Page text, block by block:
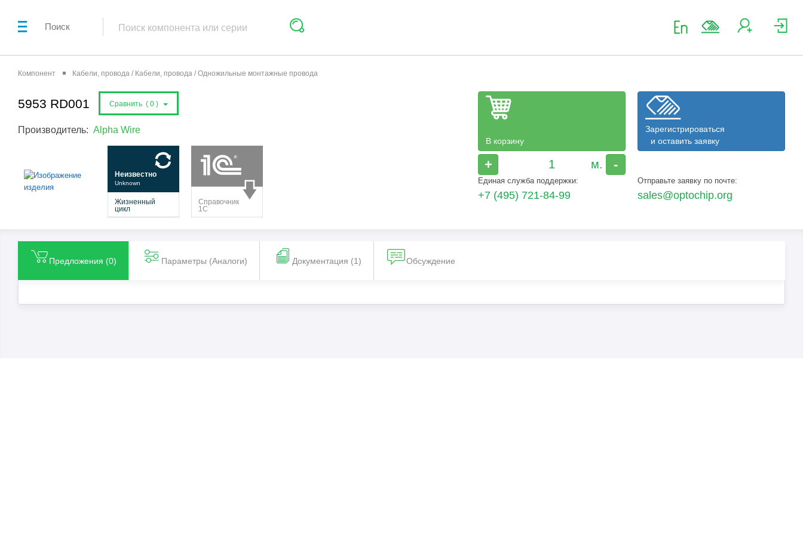
Поиск
Компонент Кабели, провода / Кабели, провода / Одножильные монтажные провода
5953 RD001 Сравнить ( 0 )
Производитель: Alpha Wire
В корзину
+ -
Зарегистрироваться
и оставить заявку
Единая служба поддержки:
+7 (495) 721-84-99
Отправьте заявку по почте:
sales@optochip.org
Предложения (0) Параметры (Aналоги) Документация (1) Обсуждение